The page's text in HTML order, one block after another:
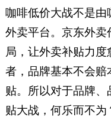
咖啡低价大战不是由
外卖平台。京东外卖
局，让外卖补贴力
者，品牌基本不会
贴。所以对于品牌
贴大战，何乐而不为